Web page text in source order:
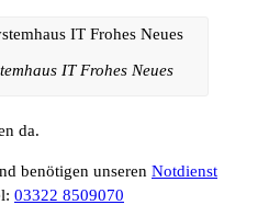
IT Frohes Neues
da.
benötigen unseren Notdienst
03322 8509070